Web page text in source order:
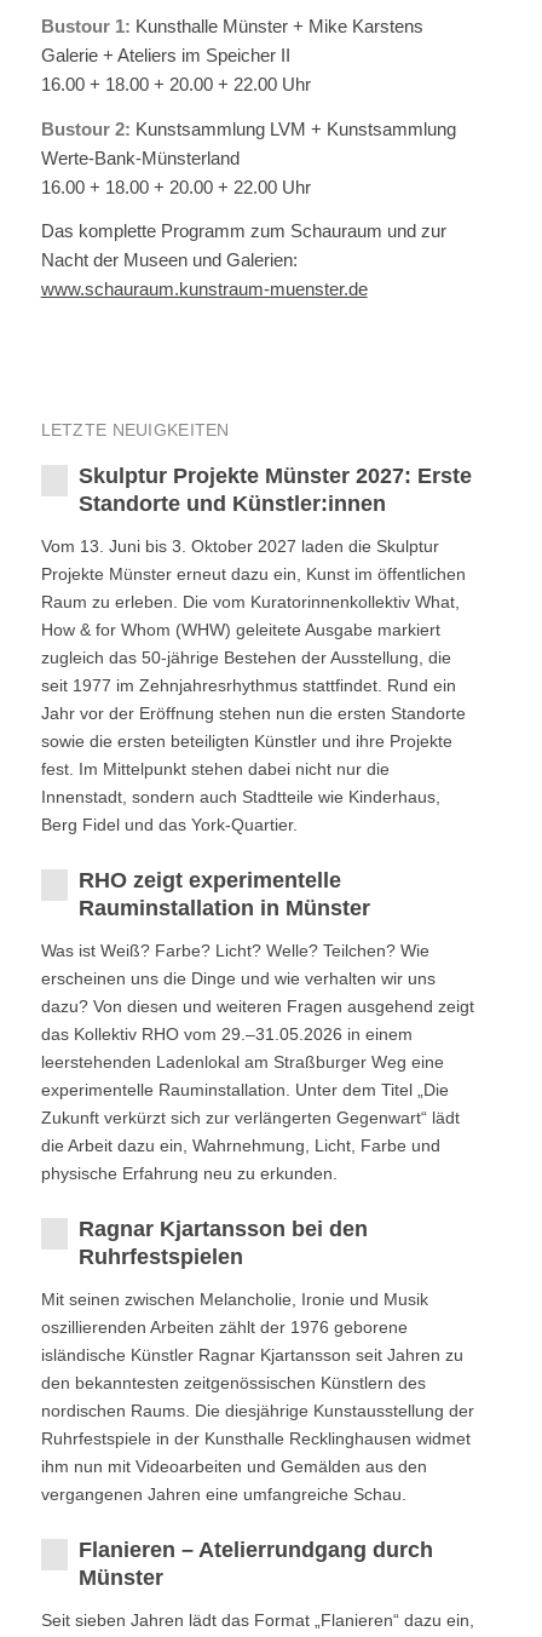
Bustour 1: Kunsthalle Münster + Mike Karstens
Galerie + Ateliers im Speicher II
16.00 + 18.00 + 20.00 + 22.00 Uhr
Bustour 2: Kunstsammlung LVM + Kunstsammlung
Werte-Bank-Münsterland
16.00 + 18.00 + 20.00 + 22.00 Uhr
Das komplette Programm zum Schauraum und zur
Nacht der Museen und Galerien:
www.schauraum.kunstraum-muenster.de
LETZTE NEUIGKEITEN
Skulptur Projekte Münster 2027: Erste
Standorte und Künstler:innen
Vom 13. Juni bis 3. Oktober 2027 laden die Skulptur
Projekte Münster erneut dazu ein, Kunst im öffentlichen
Raum zu erleben. Die vom Kuratorinnenkollektiv What,
How & for Whom (WHW) geleitete Ausgabe markiert
zugleich das 50-jährige Bestehen der Ausstellung, die
seit 1977 im Zehnjahresrhythmus stattfindet. Rund ein
Jahr vor der Eröffnung stehen nun die ersten Standorte
sowie die ersten beteiligten Künstler und ihre Projekte
fest. Im Mittelpunkt stehen dabei nicht nur die
Innenstadt, sondern auch Stadtteile wie Kinderhaus,
Berg Fidel und das York-Quartier.
RHO zeigt experimentelle
Rauminstallation in Münster
Was ist Weiß? Farbe? Licht? Welle? Teilchen? Wie
erscheinen uns die Dinge und wie verhalten wir uns
dazu? Von diesen und weiteren Fragen ausgehend zeigt
das Kollektiv RHO vom 29.–31.05.2026 in einem
leerstehenden Ladenlokal am Straßburger Weg eine
experimentelle Rauminstallation. Unter dem Titel „Die
Zukunft verkürzt sich zur verlängerten Gegenwart“ lädt
die Arbeit dazu ein, Wahrnehmung, Licht, Farbe und
physische Erfahrung neu zu erkunden.
Ragnar Kjartansson bei den
Ruhrfestspielen
Mit seinen zwischen Melancholie, Ironie und Musik
oszillierenden Arbeiten zählt der 1976 geborene
isländische Künstler Ragnar Kjartansson seit Jahren zu
den bekanntesten zeitgenössischen Künstlern des
nordischen Raums. Die diesjährige Kunstausstellung der
Ruhrfestspiele in der Kunsthalle Recklinghausen widmet
ihm nun mit Videoarbeiten und Gemälden aus den
vergangenen Jahren eine umfangreiche Schau.
Flanieren – Atelierrundgang durch
Münster
Seit sieben Jahren lädt das Format „Flanieren“ dazu ein,